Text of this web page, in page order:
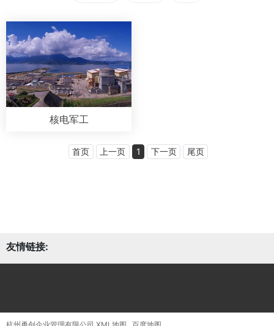
核电军工
首页 上一页 1 下一页 尾页
友情链接: